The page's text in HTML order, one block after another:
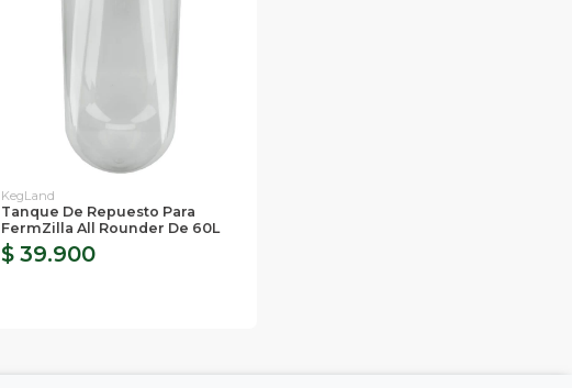
KegLand
Tanque De Repuesto Para
FermZilla All Rounder De 60L
$ 39.900